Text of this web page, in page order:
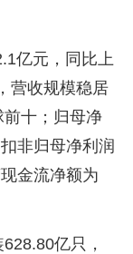
亿元，同比上
营收规模稳居
十；归母净
非归母净利润
金流净额为
亿只，